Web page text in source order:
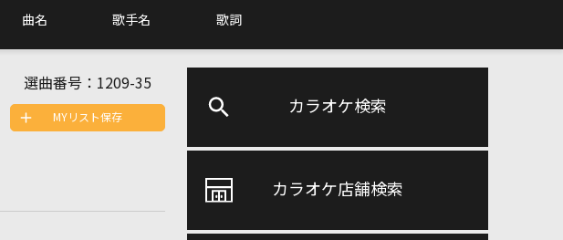
曲名 歌手名 歌詞
カラオケ検索
カラオケ店舗検索
選曲番号： 1209-35
MYリスト保存